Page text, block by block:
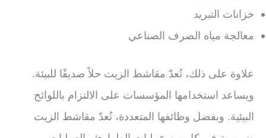
خزانات التبريد
معالجة مياه الصرف الصناعي
علاوة على ذلك، تُعدّ مقاشط الزيت حلاً صديقًا للبيئة.
ويساعد استخدامها المؤسسات على الالتزام باللوائح
البيئية. وبفضل وظائفها المتعددة، تُعدّ مقاشط الزيت